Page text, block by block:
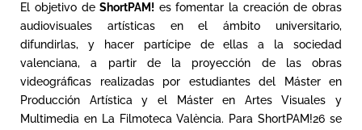
El objetivo deShortPAM!es fomentar la creación de obras
audiovisuales artísticas en el ámbito universitario,
difundirlas, y hacer partícipe de ellas a la sociedad
valenciana, a partir de la proyección de las obras
videográficas realizadas por estudiantes del Máster en
Producción Artística y el Máster en Artes Visuales y
Multimedia en La Filmoteca València. Para ShortPAM!26 se